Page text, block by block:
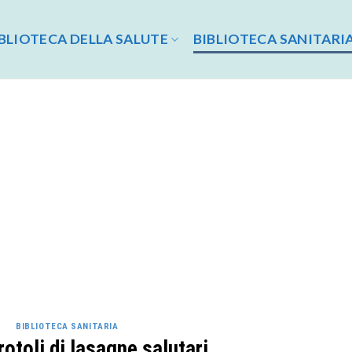
DELLA SALUTE BIBLIOTECA
BIBLIOTECA SANITARIA